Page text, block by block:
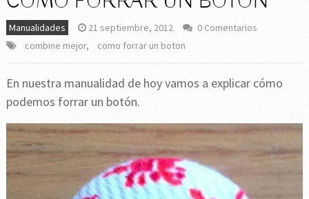
Manualidades 21 septiembre, 2012
0 Comentarios
combine mejor, como forrar un boton
En nuestra manualidad de hoy vamos a explicar cómo
podemos forrar un botón.